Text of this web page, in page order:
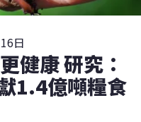
日
健康 研究：
1.4億噸糧食